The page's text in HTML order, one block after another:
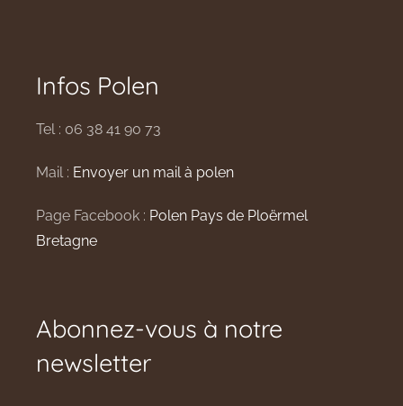
Infos Polen
Tel : 06 38 41 90 73
Mail : Envoyer un mail à polen
Page Facebook : Polen Pays de Ploërmel
Bretagne
Abonnez-vous à notre
newsletter